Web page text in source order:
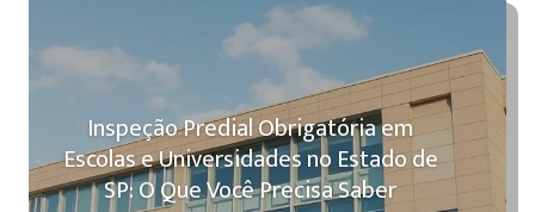
Inspeção Predial Obrigatória em
Escolas e Universidades no Estado de
SP: O Que Você Precisa Saber